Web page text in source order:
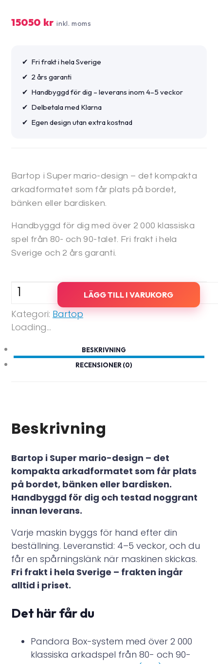
15050 kr inkl. moms
✔ Fri frakt i hela Sverige
✔ 2 års garanti
✔ Handbyggd för dig – leverans inom 4–5 veckor
✔ Delbetala med Klarna
✔ Egen design utan extra kostnad
Bartop i Super mario-design – det kompakta
arkadformatet som får plats på bordet,
bänken eller bardisken.
Handbyggd för dig med över 2 000 klassiska
spel från 80- och 90-talet. Fri frakt i hela
Sverige och 2 års garanti.
Bartop
Super
mario
LÄGG TILL I VARUKORG
Kategori: Bartop
Loading...
BESKRIVNING
RECENSIONER (0)
Beskrivning
Bartop i Super mario-design – det
kompakta arkadformatet som får plats
på bordet, bänken eller bardisken.
Handbyggd för dig och testad noggrant
innan leverans.
Varje maskin byggs för hand efter din
beställning. Leveranstid: 4–5 veckor, och du
får en spårningslänk när maskinen skickas.
Fri frakt i hela Sverige – frakten ingår
alltid i priset.
Det här får du
Pandora Box-system med över 2 000
klassiska arkadspel från 80- och 90-